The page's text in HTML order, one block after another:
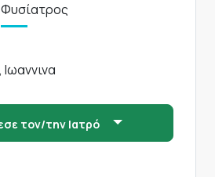
Φυσίατρος
τον/την Ιατρό